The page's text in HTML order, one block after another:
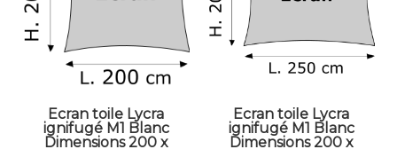
Ecran toile Lycra
ignifugé M1 Blanc
Dimensions 200 x
Ecran toile Lycra
ignifugé M1 Blanc
Dimensions 200 x